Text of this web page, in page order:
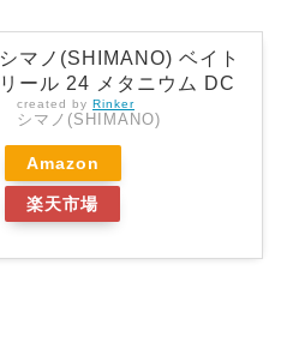
シマノ(SHIMANO) ベイト
リール 24 メタニウム DC
created by Rinker
シマノ(SHIMANO)
Amazon
楽天市場